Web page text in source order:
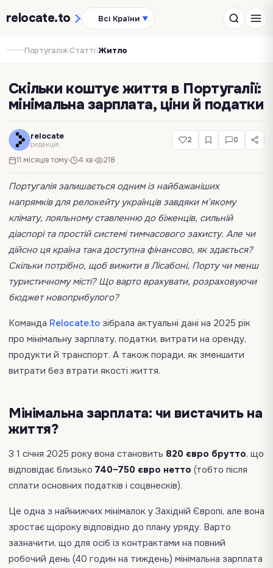
relocate.to Всі Країни ▼
Португалія›Статті›Житло
Скільки коштує життя в Португалії:
мінімальна зарплата, ціни й податки
relocate
редакція
11 місяців тому 4 хв 218
2 0
Португалія залишається одним із найбажаніших
напрямків для релокейту українців завдяки м’якому
клімату, лояльному ставленню до біженців, сильній
діаспорі та простій системі тимчасового захисту. Але чи
дійсно ця країна така доступна фінансово, як здається?
Скільки потрібно, щоб вижити в Лісабоні, Порту чи менш
туристичному місті? Що варто врахувати, розраховуючи
бюджет новоприбулого?
Команда Relocate.to зібрала актуальні дані на 2025 рік
про мінімальну зарплату, податки, витрати на оренду,
продукти й транспорт. А також поради, як зменшити
витрати без втрати якості життя.
Мінімальна зарплата: чи вистачить на
життя?
З 1 січня 2025 року вона становить 820 євро брутто, що
відповідає близько 740–750 євро нетто (тобто після
сплати основних податків і соцвнесків).
Це одна з найнижчих мінімалок у Західній Європі, але вона
зростає щороку відповідно до плану уряду. Варто
зазначити, що для осіб із контрактами на повний
робочий день (40 годин на тиждень) мінімальна зарплата